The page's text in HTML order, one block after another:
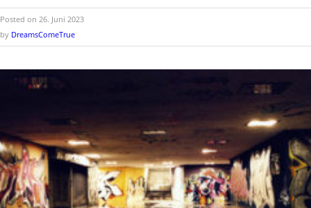
Posted on 26. Juni 2023
by DreamsComeTrue